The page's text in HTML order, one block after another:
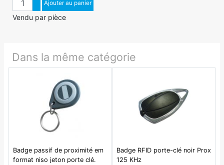
Augmenter quantité
Diminuer quantité
Ajouter au panier
Vendu par pièce
Dans la même catégorie
Badge passif de proximité em
format niso jeton porte clé.
Badge RFID porte-clé noir Prox
125 KHz